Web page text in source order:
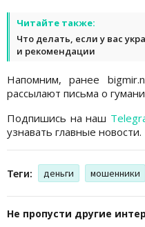
Читайте также:
Что делать, если у вас
и рекомендации
Напомним, ранее
рассылают письма о
Подпишись на наш
узнавать главные новости.
Теги: деньги мошенники
Не пропусти другие